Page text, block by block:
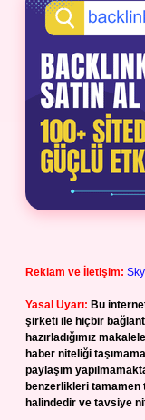
Reklam ve İletişim:
Yasal Uyarı: Bu
şirketi ile hiçbir
hazırladığımız
haber niteliği
paylaşım
benzerlikleri
halindedir ve tavsiye